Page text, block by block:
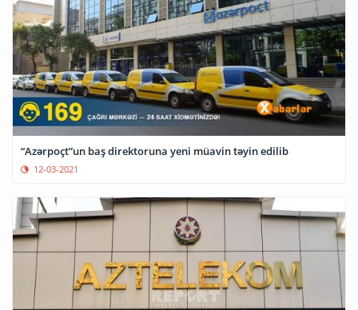
“Azərpoçt”un baş direktoruna yeni müavin təyin edilib
12-03-2021